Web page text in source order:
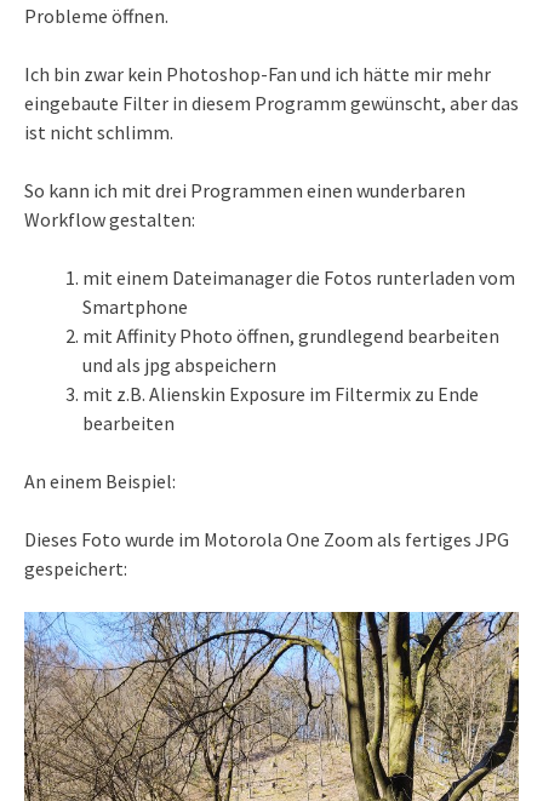
Probleme öffnen.
Ich bin zwar kein Photoshop-Fan und ich hätte mir mehr
eingebaute Filter in diesem Programm gewünscht, aber das
ist nicht schlimm.
So kann ich mit drei Programmen einen wunderbaren
Workflow gestalten:
mit einem Dateimanager die Fotos runterladen vom
Smartphone
mit Affinity Photo öffnen, grundlegend bearbeiten
und als jpg abspeichern
mit z.B. Alienskin Exposure im Filtermix zu Ende
bearbeiten
An einem Beispiel:
Dieses Foto wurde im Motorola One Zoom als fertiges JPG
gespeichert: